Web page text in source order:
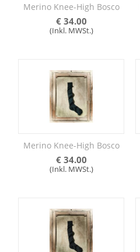
Merino Knee-High Bosco
€ 34.00
(Inkl. MWSt.)
Merino Knee-High Bosco
€ 34.00
(Inkl. MWSt.)